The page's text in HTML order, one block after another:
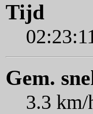
Tijd
Gem.
3.3 km/